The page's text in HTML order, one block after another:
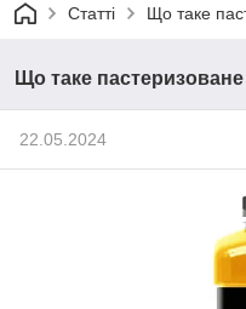
Статті Що таке
Що таке
22.05.2024